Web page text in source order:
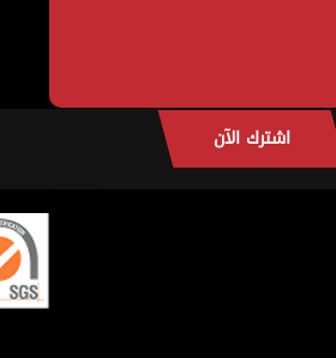
اشترك الآن